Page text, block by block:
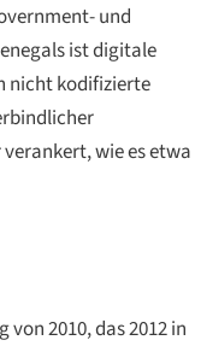
und
ist digitale
nicht kodifizierte
wie es etwa
2010, das 2012 in